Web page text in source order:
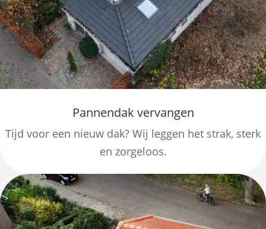
Pannendak vervangen
Tijd voor een nieuw dak? Wij leggen het strak, sterk
en zorgeloos.